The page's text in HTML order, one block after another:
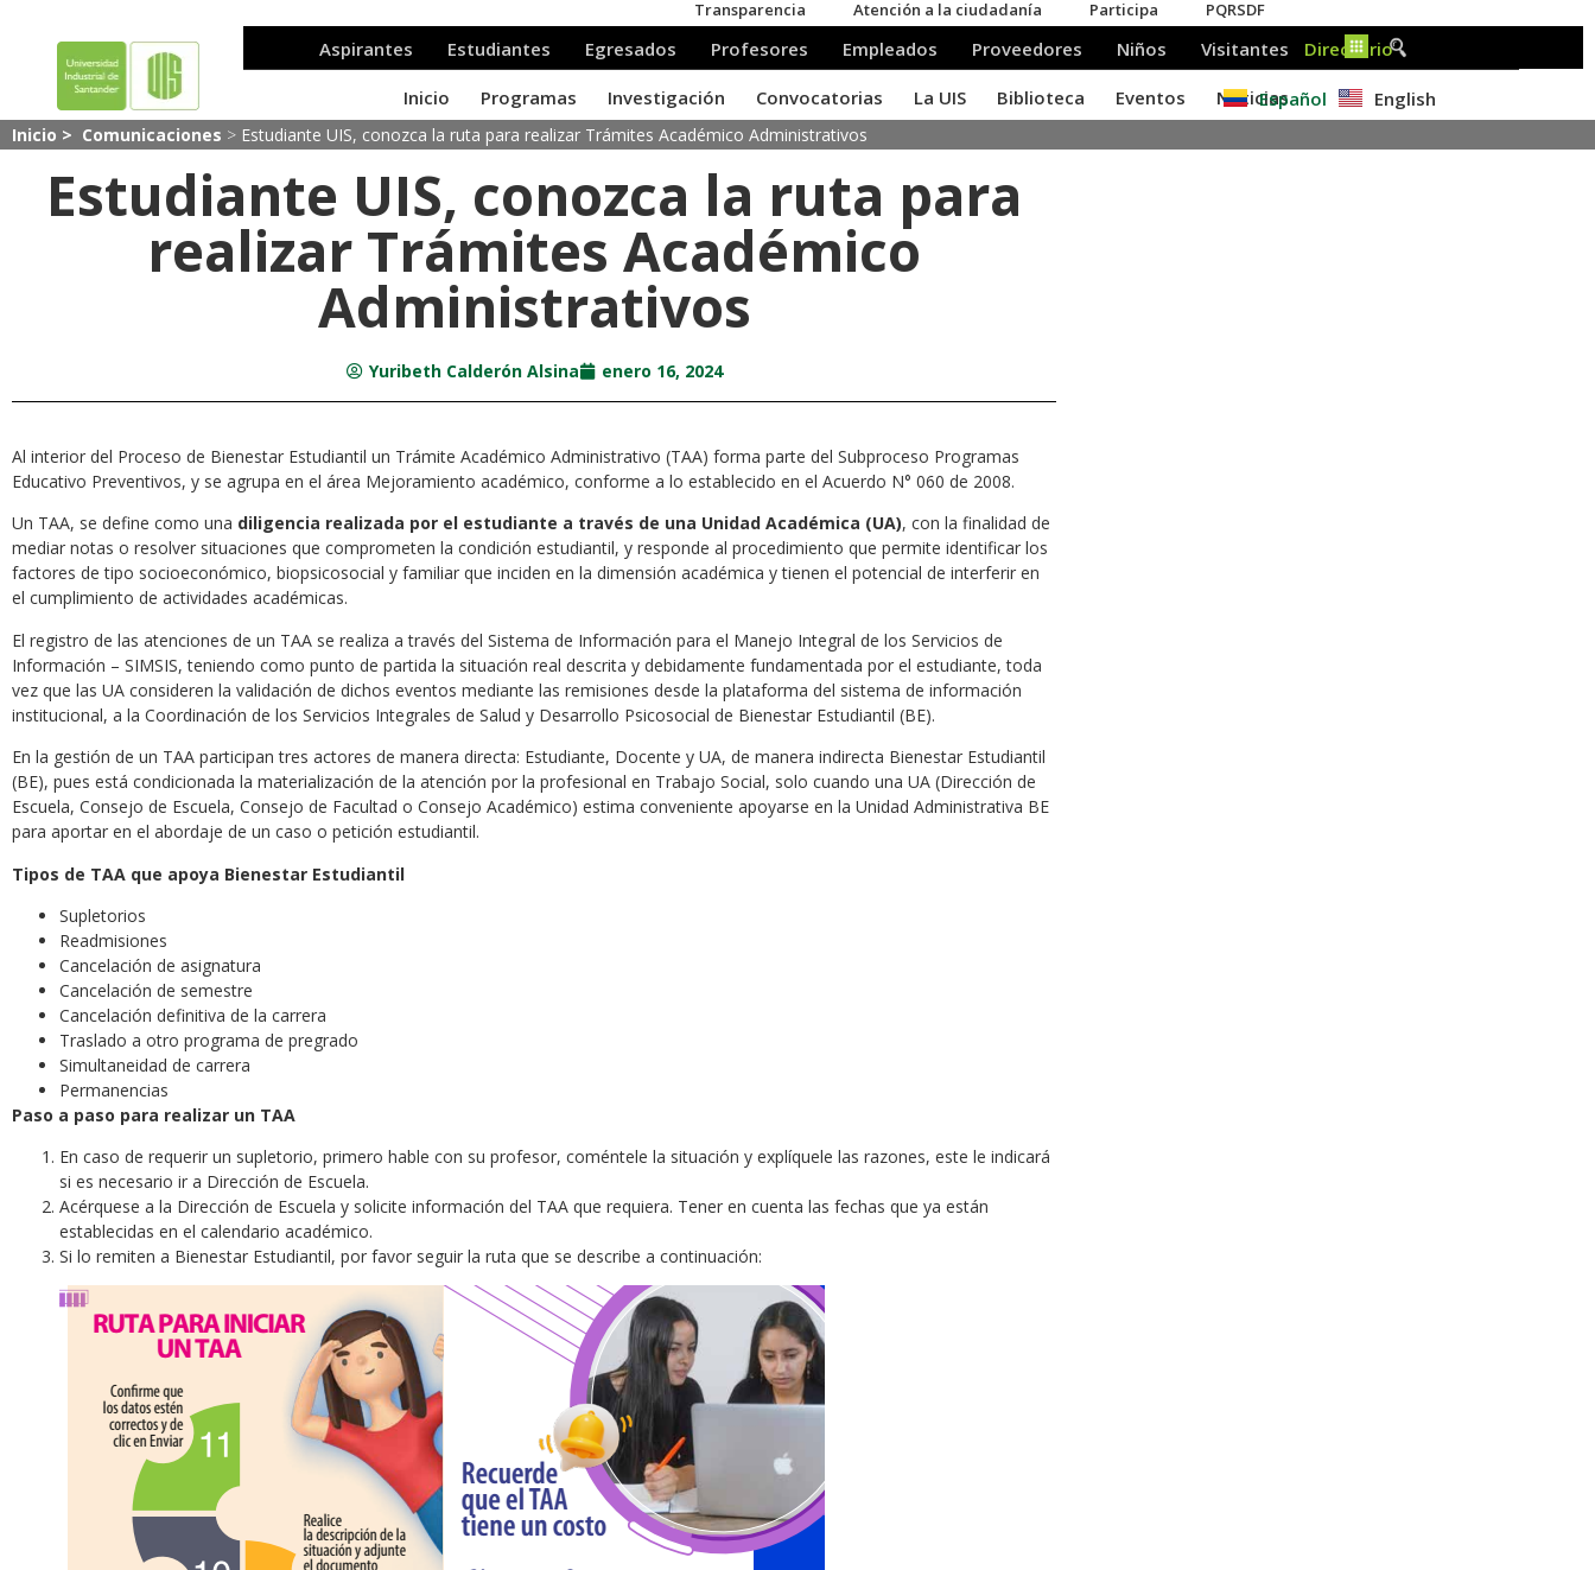
Español English
Inicio > Comunicaciones > Estudiante UIS, conozca la ruta para realizar Trámites Académico Administrativos
Estudiante UIS, conozca la ruta para
realizar Trámites Académico
Administrativos
Yuribeth Calderón Alsina enero 16, 2024
Al interior del Proceso de Bienestar Estudiantil un Trámite Académico Administrativo (TAA) forma parte del Subproceso Programas
Educativo Preventivos, y se agrupa en el área Mejoramiento académico, conforme a lo establecido en el Acuerdo N° 060 de 2008.
Un TAA, se define como una diligencia realizada por el estudiante a través de una Unidad Académica (UA), con la finalidad de
mediar notas o resolver situaciones que comprometen la condición estudiantil, y responde al procedimiento que permite identificar los
factores de tipo socioeconómico, biopsicosocial y familiar que inciden en la dimensión académica y tienen el potencial de interferir en
el cumplimiento de actividades académicas.
El registro de las atenciones de un TAA se realiza a través del Sistema de Información para el Manejo Integral de los Servicios de
Información – SIMSIS, teniendo como punto de partida la situación real descrita y debidamente fundamentada por el estudiante, toda
vez que las UA consideren la validación de dichos eventos mediante las remisiones desde la plataforma del sistema de información
institucional, a la Coordinación de los Servicios Integrales de Salud y Desarrollo Psicosocial de Bienestar Estudiantil (BE).
En la gestión de un TAA participan tres actores de manera directa: Estudiante, Docente y UA, de manera indirecta Bienestar Estudiantil
(BE), pues está condicionada la materialización de la atención por la profesional en Trabajo Social, solo cuando una UA (Dirección de
Escuela, Consejo de Escuela, Consejo de Facultad o Consejo Académico) estima conveniente apoyarse en la Unidad Administrativa BE
para aportar en el abordaje de un caso o petición estudiantil.
Tipos de TAA que apoya Bienestar Estudiantil
Supletorios
Readmisiones
Cancelación de asignatura
Cancelación de semestre
Cancelación definitiva de la carrera
Traslado a otro programa de pregrado
Simultaneidad de carrera
Permanencias
Paso a paso para realizar un TAA
En caso de requerir un supletorio, primero hable con su profesor, coméntele la situación y explíquele las razones, este le indicará
si es necesario ir a Dirección de Escuela.
Acérquese a la Dirección de Escuela y solicite información del TAA que requiera. Tener en cuenta las fechas que ya están
establecidas en el calendario académico.
Si lo remiten a Bienestar Estudiantil, por favor seguir la ruta que se describe a continuación: